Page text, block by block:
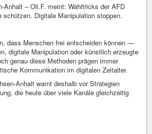
Anhalt – Oli.F. meint: Wahltricks der AFD
schützen. Digitale Manipulation stoppen.
dass Menschen frei entscheiden können —
digitale Manipulation oder künstlich erzeugte
genau diese Methoden prägen immer
Kommunikation im digitalen Zeitalter.
Anhalt warnt deshalb vor Strategien
die heute über viele Kanäle gleichzeitig